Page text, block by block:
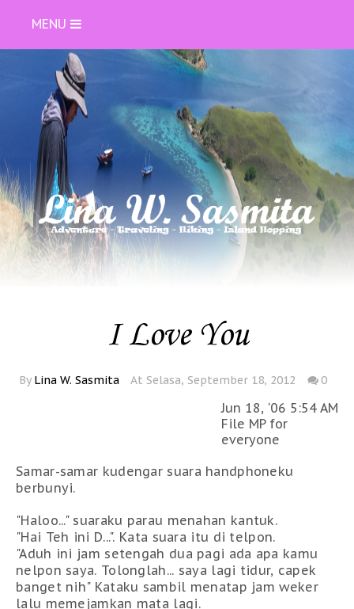
MENU
I Love You
By Lina W. Sasmita At Selasa, September 18, 2012 0
Jun 18, '06 5:54 AM
File MP for
everyone
Samar-samar kudengar suara handphoneku
berbunyi.
"Haloo..." suaraku parau menahan kantuk.
"Hai Teh ini D...". Kata suara itu di telpon.
"Aduh ini jam setengah dua pagi ada apa kamu
nelpon saya. Tolonglah... saya lagi tidur, capek
banget nih" Kataku sambil menatap jam weker
lalu memejamkan mata lagi.